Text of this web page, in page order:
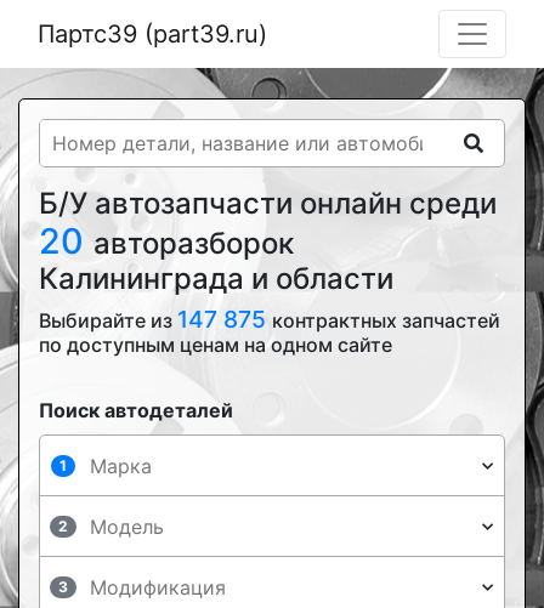
Партс39 (part39.ru)
Б/У автозапчасти онлайн среди
20 авторазборок
Калининграда и области
Выбирайте из 147 875 контрактных запчастей
по доступным ценам на одном сайте
Поиск автодеталей
1
2
3